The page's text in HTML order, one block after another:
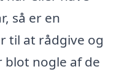
så er en
til at rådgive og
blot nogle af de